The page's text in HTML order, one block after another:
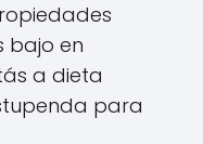
bajo en
a dieta
para